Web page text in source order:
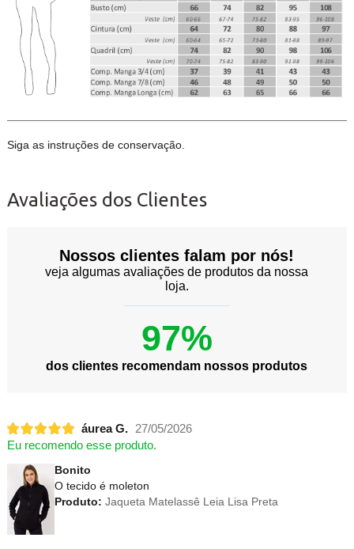
Siga as instruções de conservação.
Avaliações dos Clientes
Nossos clientes falam por nós!
veja algumas avaliações de produtos da nossa
loja.
97%
dos clientes recomendam nossos produtos
áurea G.
27/05/2026
Eu recomendo esse produto.
Bonito
O tecido é moleton
Produto: Jaqueta Matelassê Leia Lisa Preta